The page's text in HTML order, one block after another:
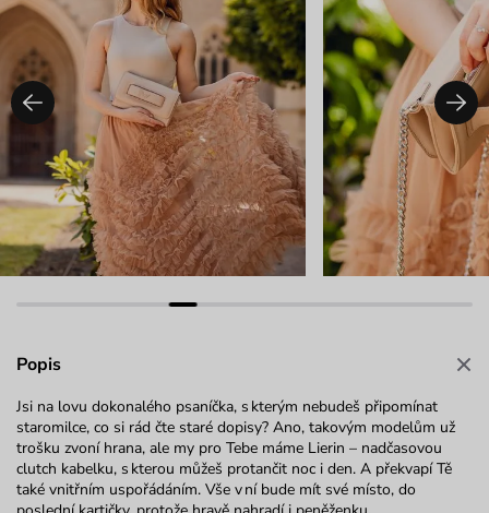
Popis
Jsi na lovu dokonalého psaníčka, s kterým nebudeš připomínat
staromilce, co si rád čte staré dopisy? Ano, takovým modelům už
trošku zvoní hrana, ale my pro Tebe máme Lierin – nadčasovou
clutch kabelku, s kterou můžeš protančit noc i den. A překvapí Tě
také vnitřním uspořádáním. Vše v ní bude mít své místo, do